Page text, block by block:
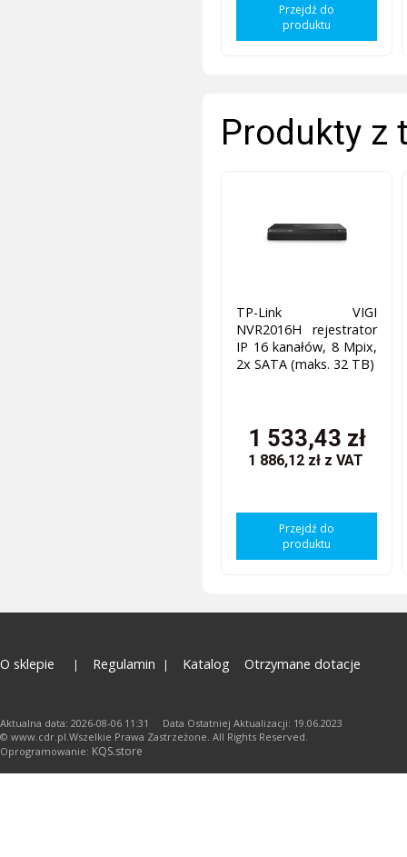
Przejdź do
produktu
Produkty z
TP-Link VIGI
NVR2016H rejestrator
IP 16 kanałów, 8 Mpix,
2x SATA (maks. 32 TB)
1 533,43 zł
1 886,12 zł z VAT
Przejdź do
produktu
O sklepie Regulamin Katalog Otrzymane dotacje
Aktualna data: 2026-08-06 11:31 Data Ostatniej Aktualizacji: 19.06.2023
© www.cdr.pl.Wszelkie Prawa Zastrzeżone. All Rights Reserved.
Oprogramowanie: KQS.store